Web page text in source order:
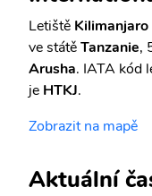
Letiště
ve státěTanzanie,
Arusha. IATA kód
je HTKJ.
Zobrazit na mapě
Aktuální